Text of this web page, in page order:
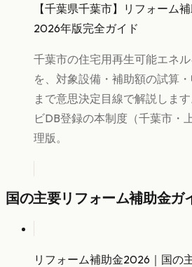
【千葉県千葉市】リフォーム
2026年版完全ガイド
千葉市の住宅用再生可能エネ
を、対象設備・補助額の試算
まで意思決定目線で解説しま
ビDB登録の本制度（千葉市・
理版。
国の主要リフォーム補助金ガ
リフォーム補助金2026｜国の